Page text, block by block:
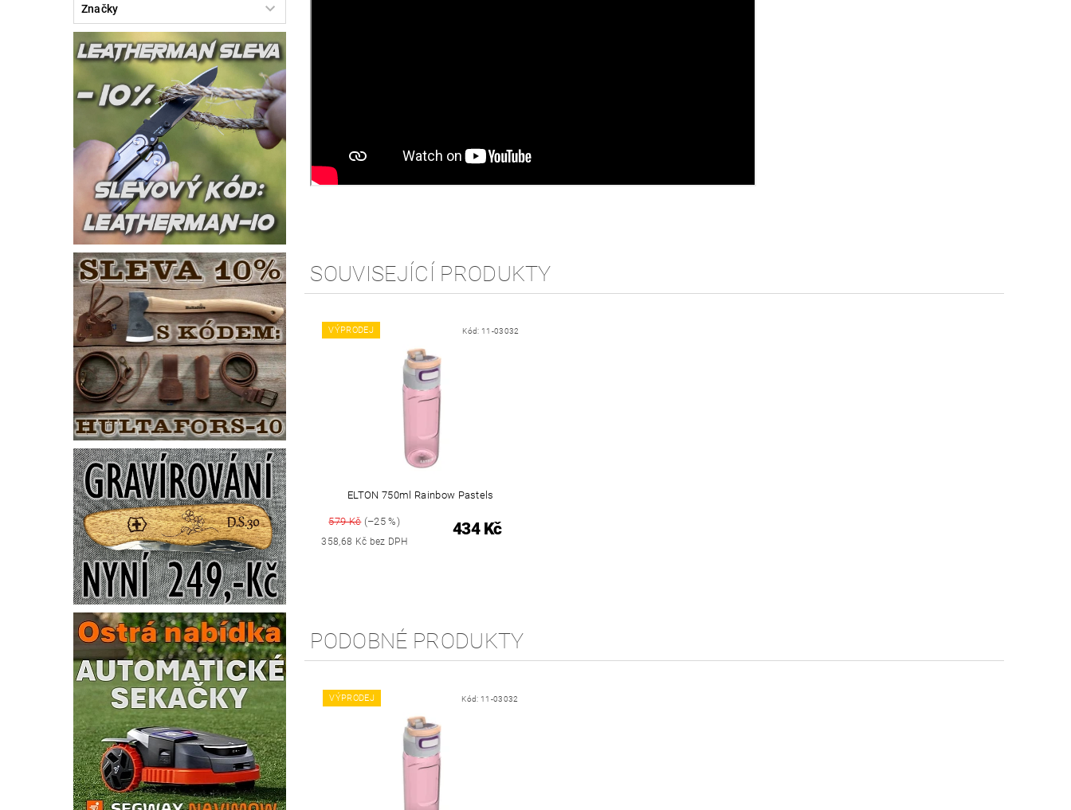
Značky
SOUVISEJÍCÍ PRODUKTY
VÝPRODEJ Kód: 11-03032
ELTON 750ml Rainbow Pastels
579 Kč(–25 %)
358,68 Kč bez DPH
434 Kč
PODOBNÉ PRODUKTY
VÝPRODEJ Kód: 11-03032